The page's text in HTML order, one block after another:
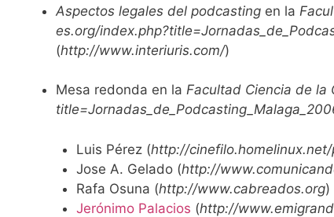
Aspectos legales del podcasting en la
es.org/
(http://www.interiuris.com/)
Mesa redonda en la Facultad Ciencia de la
Luis Pérez(http://
Jose A. Gelado(http://
Rafa Osuna (http://www.cabreados.org)
Jerónimo Palacios (http://